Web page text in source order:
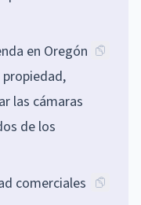
en Oregón
las cámaras
de los
comerciales